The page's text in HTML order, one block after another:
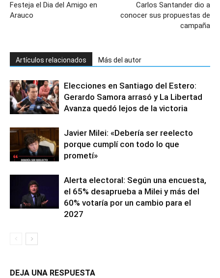
Festeja el Dia del Amigo en
Arauco
Carlos Santander dio a
conocer sus propuestas de
campaña
Artículos relacionados Más del autor
Elecciones en Santiago del Estero:
Gerardo Samora arrasó y La Libertad
Avanza quedó lejos de la victoria
Javier Milei: «Debería ser reelecto
porque cumplí con todo lo que
prometí»
Alerta electoral: Según una encuesta,
el 65% desaprueba a Milei y más del
60% votaría por un cambio para el
2027
DEJA UNA RESPUESTA